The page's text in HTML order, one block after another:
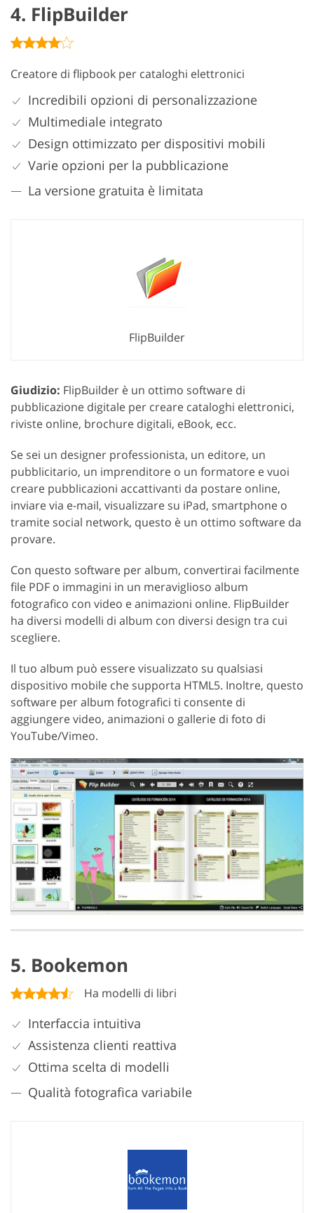
4. FlipBuilder
Creatore di flipbook per cataloghi elettronici
Incredibili opzioni di personalizzazione
Multimediale integrato
Design ottimizzato per dispositivi mobili
Varie opzioni per la pubblicazione
La versione gratuita è limitata
FlipBuilder
Giudizio: FlipBuilder è un ottimo software di
pubblicazione digitale per creare cataloghi elettronici,
riviste online, brochure digitali, eBook, ecc.
Se sei un designer professionista, un editore, un
pubblicitario, un imprenditore o un formatore e vuoi
creare pubblicazioni accattivanti da postare online,
inviare via e-mail, visualizzare su iPad, smartphone o
tramite social network, questo è un ottimo software da
provare.
Con questo software per album, convertirai facilmente
file PDF o immagini in un meraviglioso album
fotografico con video e animazioni online. FlipBuilder
ha diversi modelli di album con diversi design tra cui
scegliere.
Il tuo album può essere visualizzato su qualsiasi
dispositivo mobile che supporta HTML5. Inoltre, questo
software per album fotografici ti consente di
aggiungere video, animazioni o gallerie di foto di
YouTube/Vimeo.
5. Bookemon
Ha modelli di libri
Interfaccia intuitiva
Assistenza clienti reattiva
Ottima scelta di modelli
Qualità fotografica variabile